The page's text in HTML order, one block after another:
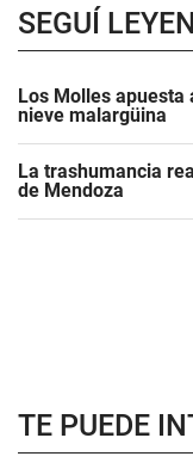
SEGUÍ
Los Molles
nieve malargüina
La trashumancia
de Mendoza
TE PUEDE